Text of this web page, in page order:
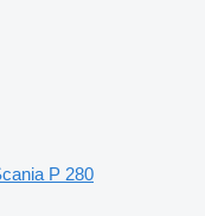
P 280